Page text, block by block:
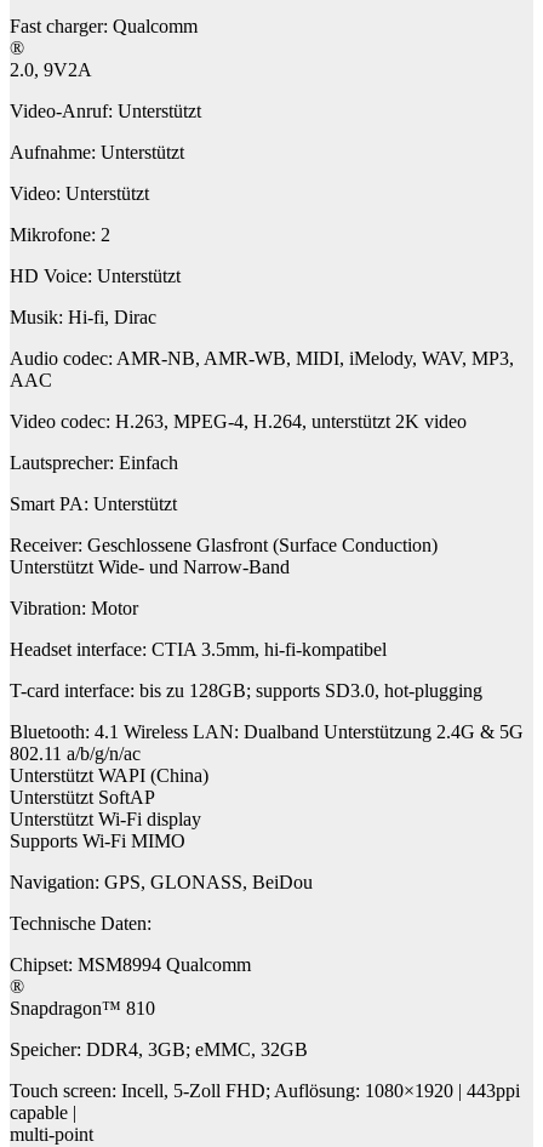
Fast charger: Qualcomm
®
2.0, 9V2A
Video-Anruf: Unterstützt
Aufnahme: Unterstützt
Video: Unterstützt
Mikrofone: 2
HD Voice: Unterstützt
Musik: Hi-fi, Dirac
Audio codec: AMR-NB, AMR-WB, MIDI, iMelody, WAV, MP3,
AAC
Video codec: H.263, MPEG-4, H.264, unterstützt 2K video
Lautsprecher: Einfach
Smart PA: Unterstützt
Receiver: Geschlossene Glasfront (Surface Conduction)
Unterstützt Wide- und Narrow-Band
Vibration: Motor
Headset interface: CTIA 3.5mm, hi-fi-kompatibel
T-card interface: bis zu 128GB; supports SD3.0, hot-plugging
Bluetooth: 4.1 Wireless LAN: Dualband Unterstützung 2.4G & 5G
802.11 a/b/g/n/ac
Unterstützt WAPI (China)
Unterstützt SoftAP
Unterstützt Wi-Fi display
Supports Wi-Fi MIMO
Navigation: GPS, GLONASS, BeiDou
Technische Daten:
Chipset: MSM8994 Qualcomm
®
Snapdragon™ 810
Speicher: DDR4, 3GB; eMMC, 32GB
Touch screen: Incell, 5-Zoll FHD; Auflösung: 1080×1920 | 443ppi
capable |
multi-point